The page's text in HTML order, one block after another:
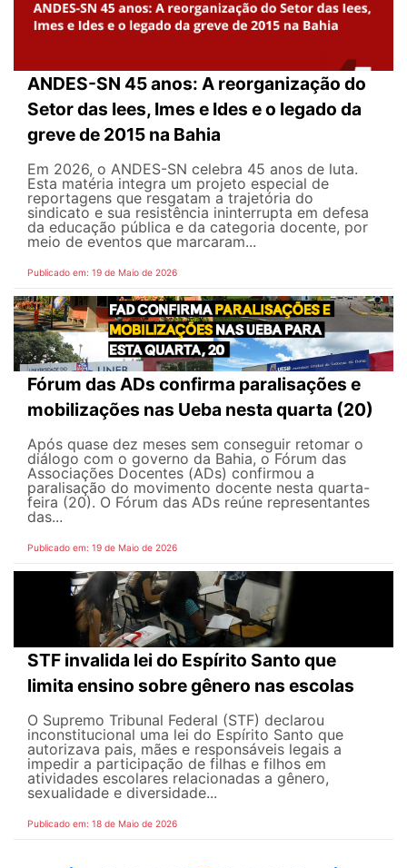
ANDES-SN 45 anos: A reorganização do
Setor das Iees, Imes e Ides e o legado da
greve de 2015 na Bahia
Em 2026, o ANDES-SN celebra 45 anos de luta.
Esta matéria integra um projeto especial de
reportagens que resgatam a trajetória do
sindicato e sua resistência ininterrupta em defesa
da educação pública e da categoria docente, por
meio de eventos que marcaram...
Publicado em: 19 de Maio de 2026
Fórum das ADs confirma paralisações e
mobilizações nas Ueba nesta quarta (20)
Após quase dez meses sem conseguir retomar o
diálogo com o governo da Bahia, o Fórum das
Associações Docentes (ADs) confirmou a
paralisação do movimento docente nesta quarta-
feira (20). O Fórum das ADs reúne representantes
das...
Publicado em: 19 de Maio de 2026
STF invalida lei do Espírito Santo que
limita ensino sobre gênero nas escolas
O Supremo Tribunal Federal (STF) declarou
inconstitucional uma lei do Espírito Santo que
autorizava pais, mães e responsáveis legais ​​a
impedir a participação de filhas e filhos em
atividades escolares relacionadas a gênero,
sexualidade e diversidade...
Publicado em: 18 de Maio de 2026